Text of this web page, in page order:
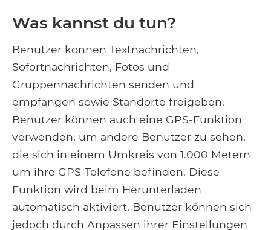
Was kannst du tun?
Benutzer können Textnachrichten,
Sofortnachrichten, Fotos und
Gruppennachrichten senden und
empfangen sowie Standorte freigeben.
Benutzer können auch eine GPS-Funktion
verwenden, um andere Benutzer zu sehen,
die sich in einem Umkreis von 1.000 Metern
um ihre GPS-Telefone befinden. Diese
Funktion wird beim Herunterladen
automatisch aktiviert, Benutzer können sich
jedoch durch Anpassen ihrer Einstellungen